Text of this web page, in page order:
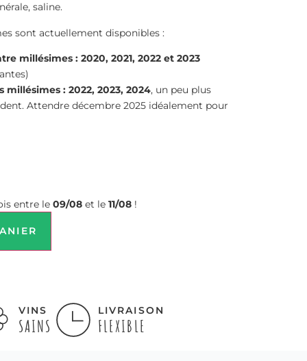
saline.
sont actuellement disponibles :
millésimes : 2020, 2021, 2022 et 2023
: 2022, 2023, 2024, un peu plus
Attendre décembre 2025 idéalement pour
entre le 09/08 et le 11/08 !
VINS
SAINS
LIVRAISON
FLEXIBLE